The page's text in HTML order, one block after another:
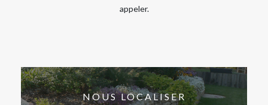
appeler.
NOUS LOCALISER